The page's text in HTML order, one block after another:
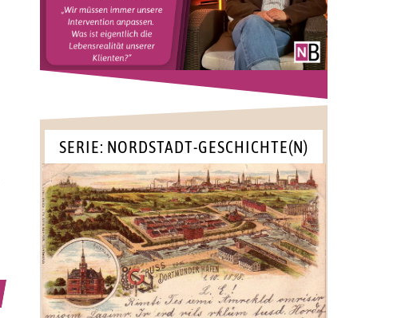
SERIE: NORDSTADT-GESCHICHTE(N)